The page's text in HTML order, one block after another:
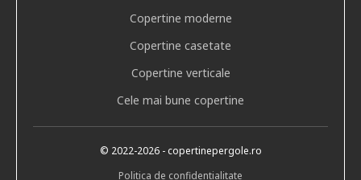
Copertine moderne
Copertine casetate
Copertine verticale
Cele mai bune copertine
© 2022-2026- copertinepergole.ro
Politica de confidentialitate